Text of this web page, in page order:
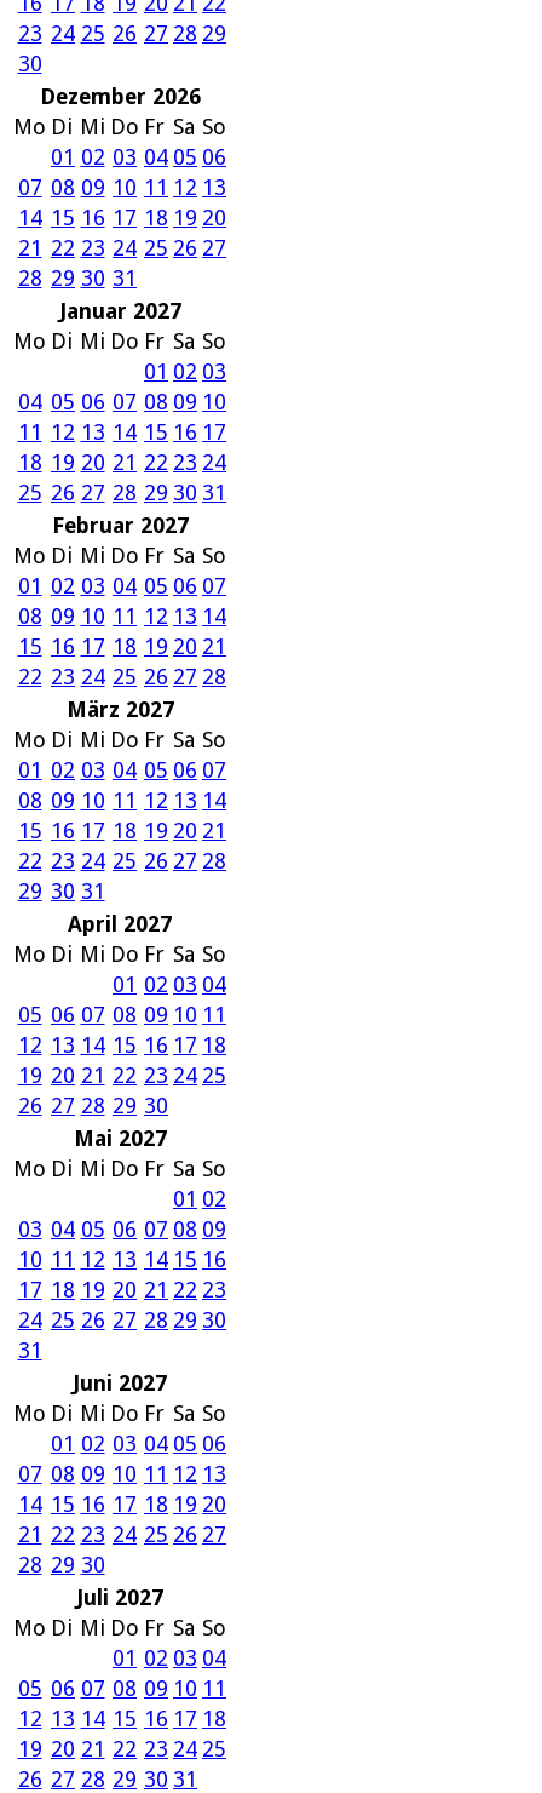
23 24 25 26 27 28 29
30
Dezember 2026
Mo Di Mi Do Fr Sa So
01 02 03 04 05 06
07 08 09 10 11 12 13
14 15 16 17 18 19 20
21 22 23 24 25 26 27
28 29 30 31
Januar 2027
Mo Di Mi Do Fr Sa So
01 02 03
04 05 06 07 08 09 10
11 12 13 14 15 16 17
18 19 20 21 22 23 24
25 26 27 28 29 30 31
Februar 2027
Mo Di Mi Do Fr Sa So
01 02 03 04 05 06 07
08 09 10 11 12 13 14
15 16 17 18 19 20 21
22 23 24 25 26 27 28
März 2027
Mo Di Mi Do Fr Sa So
01 02 03 04 05 06 07
08 09 10 11 12 13 14
15 16 17 18 19 20 21
22 23 24 25 26 27 28
29 30 31
April 2027
Mo Di Mi Do Fr Sa So
01 02 03 04
05 06 07 08 09 10 11
12 13 14 15 16 17 18
19 20 21 22 23 24 25
26 27 28 29 30
Mai 2027
Mo Di Mi Do Fr Sa So
01 02
03 04 05 06 07 08 09
10 11 12 13 14 15 16
17 18 19 20 21 22 23
24 25 26 27 28 29 30
31
Juni 2027
Mo Di Mi Do Fr Sa So
01 02 03 04 05 06
07 08 09 10 11 12 13
14 15 16 17 18 19 20
21 22 23 24 25 26 27
28 29 30
Juli 2027
Mo Di Mi Do Fr Sa So
01 02 03 04
05 06 07 08 09 10 11
12 13 14 15 16 17 18
19 20 21 22 23 24 25
26 27 28 29 30 31